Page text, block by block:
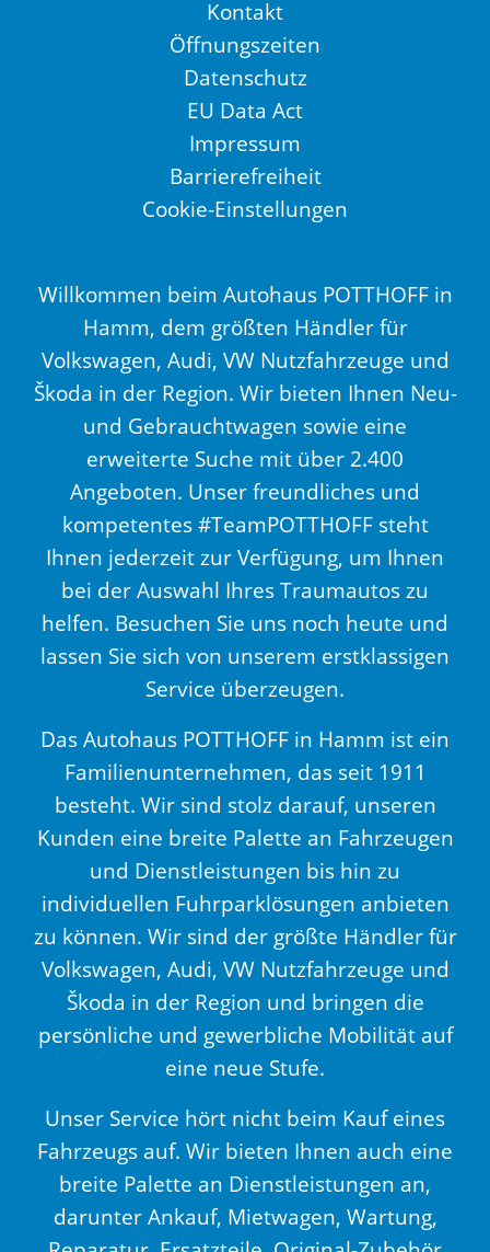
Kontakt
Öffnungszeiten
Datenschutz
EU Data Act
Impressum
Barrierefreiheit
Cookie-Einstellungen
Willkommen beim Autohaus POTTHOFF in
Hamm, dem größten Händler für
Volkswagen, Audi, VW Nutzfahrzeuge und
Škoda in der Region. Wir bieten Ihnen Neu-
und Gebrauchtwagen sowie eine
erweiterte Suche mit über 2.400
Angeboten. Unser freundliches und
kompetentes #TeamPOTTHOFF steht
Ihnen jederzeit zur Verfügung, um Ihnen
bei der Auswahl Ihres Traumautos zu
helfen. Besuchen Sie uns noch heute und
lassen Sie sich von unserem erstklassigen
Service überzeugen.
Das Autohaus POTTHOFF in Hamm ist ein
Familienunternehmen, das seit 1911
besteht. Wir sind stolz darauf, unseren
Kunden eine breite Palette an Fahrzeugen
und Dienstleistungen bis hin zu
individuellen Fuhrparklösungen anbieten
zu können. Wir sind der größte Händler für
Volkswagen, Audi, VW Nutzfahrzeuge und
Škoda in der Region und bringen die
persönliche und gewerbliche Mobilität auf
eine neue Stufe.
Unser Service hört nicht beim Kauf eines
Fahrzeugs auf. Wir bieten Ihnen auch eine
breite Palette an Dienstleistungen an,
darunter Ankauf, Mietwagen, Wartung,